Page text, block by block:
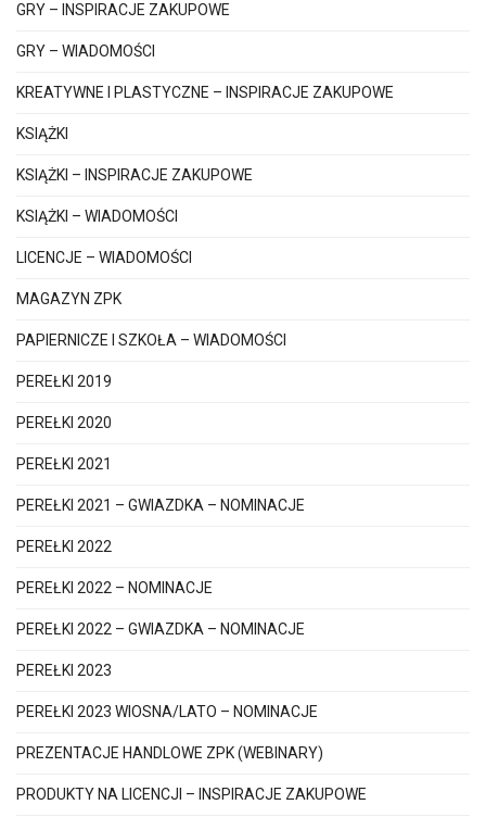
GRY – INSPIRACJE ZAKUPOWE
GRY – WIADOMOŚCI
KREATYWNE I PLASTYCZNE – INSPIRACJE ZAKUPOWE
KSIĄŻKI
KSIĄŻKI – INSPIRACJE ZAKUPOWE
KSIĄŻKI – WIADOMOŚCI
LICENCJE – WIADOMOŚCI
MAGAZYN ZPK
PAPIERNICZE I SZKOŁA – WIADOMOŚCI
PEREŁKI 2019
PEREŁKI 2020
PEREŁKI 2021
PEREŁKI 2021 – GWIAZDKA – NOMINACJE
PEREŁKI 2022
PEREŁKI 2022 – NOMINACJE
PEREŁKI 2022 – GWIAZDKA – NOMINACJE
PEREŁKI 2023
PEREŁKI 2023 WIOSNA/LATO – NOMINACJE
PREZENTACJE HANDLOWE ZPK (WEBINARY)
PRODUKTY NA LICENCJI – INSPIRACJE ZAKUPOWE